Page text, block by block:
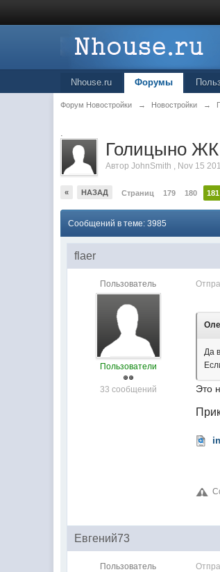
Nhouse.ru Форумы
Форум Новостройки → Новостройки →
.
Голицыно
АвторJohnSmith , Nov 15
« НАЗАД Страниц 179 180 181
Сообщений в теме: 3985
flaer
Пользователь
Пользователи
33 сообщений
Да
Это
Евгений73
Пользователь